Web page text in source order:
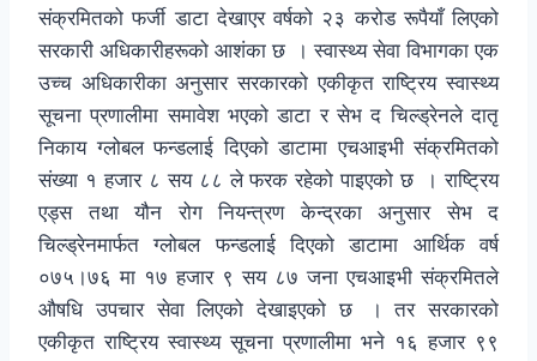
संक्रमितको फर्जी डाटा देखाएर वर्षको २३ करोड रूपैयाँ लिएको
सरकारी अधिकारीहरूको आशंका छ । स्वास्थ्य सेवा विभागका एक
उच्च अधिकारीका अनुसार सरकारको एकीकृत राष्ट्रिय स्वास्थ्य
सूचना प्रणालीमा समावेश भएको डाटा र सेभ द चिल्ड्रेनले दातृ
निकाय ग्लोबल फन्डलाई दिएको डाटामा एचआइभी संक्रमितको
संख्या १ हजार ८ सय ८८ ले फरक रहेको पाइएको छ । राष्ट्रिय
एड्स तथा यौन रोग नियन्त्रण केन्द्रका अनुसार सेभ द
चिल्ड्रेनमार्फत ग्लोबल फन्डलाई दिएको डाटामा आर्थिक वर्ष
०७५।७६ मा १७ हजार ९ सय ८७ जना एचआइभी संक्रमितले
औषधि उपचार सेवा लिएको देखाइएको छ । तर सरकारको
एकीकृत राष्ट्रिय स्वास्थ्य सूचना प्रणालीमा भने १६ हजार ९९